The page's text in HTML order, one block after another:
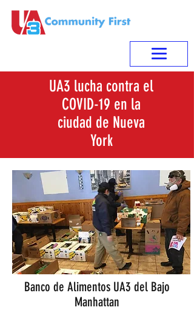
UA3 lucha contra el
COVID-19 en la
ciudad de Nueva
York
Banco de Alimentos UA3 del Bajo
Manhattan